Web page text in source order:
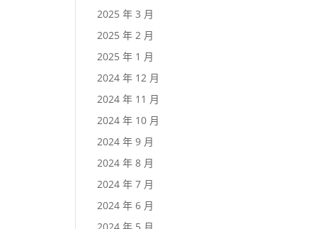
2025 年 3 月
2025 年 2 月
2025 年 1 月
2024 年 12 月
2024 年 11 月
2024 年 10 月
2024 年 9 月
2024 年 8 月
2024 年 7 月
2024 年 6 月